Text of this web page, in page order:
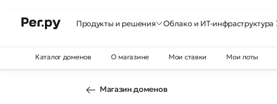
Продукты и решения Облако и ИТ-инфраструктура
Каталог доменов О магазине Мои ставки Мои лоты
Магазин доменов